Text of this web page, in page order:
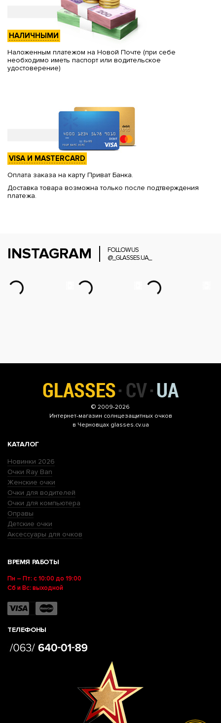
НАЛИЧНЫМИ
Наложенным платежом на Новой Почте (при себе
необходимо иметь паспорт или водительское
удостоверение)
VISA И MASTERCARD
Оплата заказа на карту Приват Банка.
Доставка товара возможна только после подтверждения
платежа.
INSTAGRAM
FOLLOW US
@_GLASSES.UA_
© 2009-2026
Интернет-магазин солнцезащитных очков
в Черновцах glasses.cv.ua
КАТАЛОГ
Новинки 2026
Очки Ray Ban
Женские очки
Очки для водителей
Очки для компьютера
Оправы
Детские очки
Аксессуары для очков
ВРЕМЯ РАБОТЫ
Пн – Пт: с 10:00 до 19:00
Сб и Вс: выходной
ТЕЛЕФОНЫ